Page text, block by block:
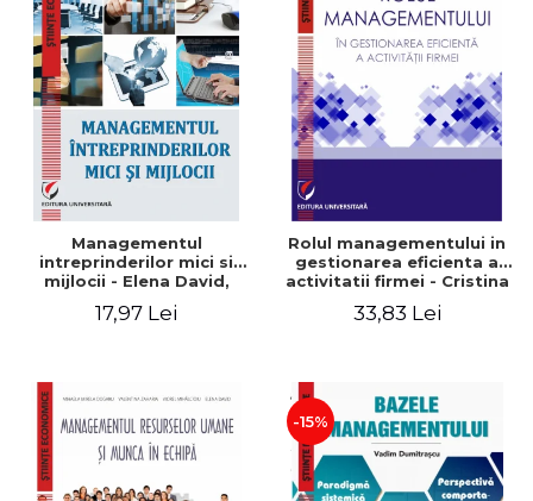
Managementul
intreprinderilor mici si
mijlocii - Elena David,
Roxana Carmen Ionescu,
17,97 Lei
Rolul managementului in
gestionarea eficienta a
activitatii firmei - Cristina
Gabriel Nastase, Mihaela-
33,83 Lei
-15%